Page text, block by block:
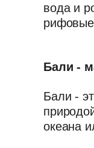
вода и
рифовые
Бали -
Бали -
океана